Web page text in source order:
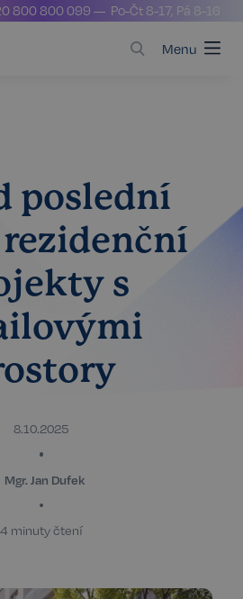
800 800 099 — Po-Čt 8-17, Pá 8-16
Menu
poslední
s
8.10.2025
Mgr. Jan Dufek
4 minuty čtení